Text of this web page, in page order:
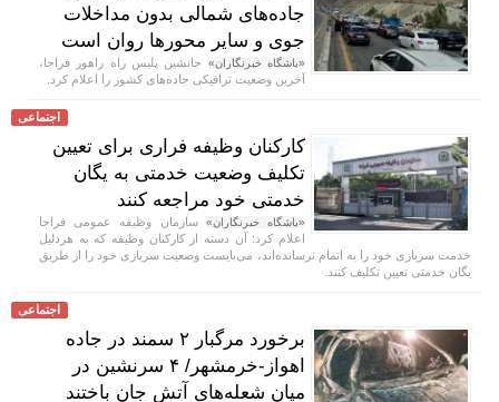
جاده‌های شمالی بدون مداخلات
جوی و سایر محور‌ها روان است
«باشگاه خبرنگاران» جانشین پلیس راه راهور فراجا،
آخرین وضعیت ترافیکی جاده‌های کشور را اعلام کرد.
اجتماعی
کارکنان وظیفه فراری برای تعیین
تکلیف وضعیت خدمتی به یگان
خدمتی خود مراجعه کنند
«باشگاه خبرنگاران» سازمان وظیفه عمومی فراجا
اعلام کرد: آن دسته از کارکنان وظیفه که به هردلیل
خدمت سربازی خود را به اتمام نرسانده‌اند، می‌بایست وضعیت سربازی خود را از طریق
یگان خدمتی تعیین تکلیف کنند.
اجتماعی
برخورد مرگبار ۲ سمند در جاده
اهواز-خرمشهر/ ۴ سرنشین در
میان شعله‌های آتش جان باختند